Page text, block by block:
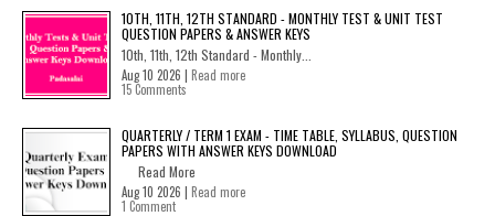
10TH, 11TH, 12TH STANDARD - MONTHLY TEST & UNIT TEST
QUESTION PAPERS & ANSWER KEYS
10th, 11th, 12th Standard - Monthly...
Aug 10 2026 | Read more
15 Comments
QUARTERLY / TERM 1 EXAM - TIME TABLE, SYLLABUS, QUESTION
PAPERS WITH ANSWER KEYS DOWNLOAD
Read More
Aug 10 2026 | Read more
1 Comment